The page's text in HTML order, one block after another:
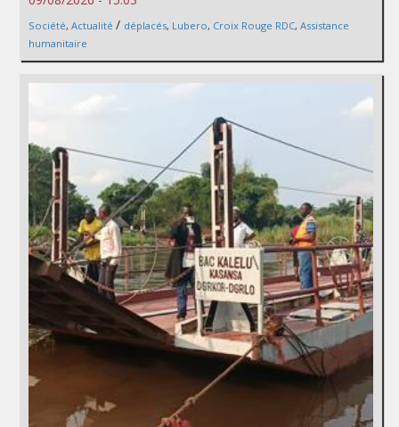
Société, Actualité / déplacés, Lubero, Croix Rouge RDC, Assistance
humanitaire